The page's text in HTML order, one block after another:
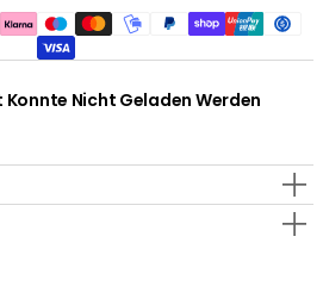
Nicht Geladen Werden